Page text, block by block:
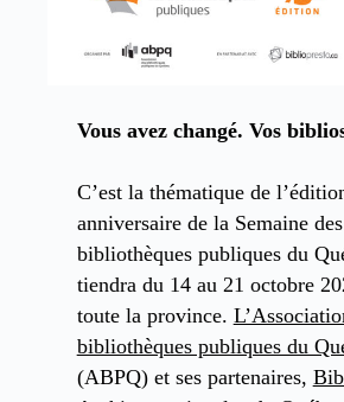
Vous avez changé. Vos
C’est la thématique de
anniversaire de la Semaine des
bibliothèques publiques du
tiendra du 14 au 21 octobre
toute la province.
bibliothèques publiques du
(ABPQ) et ses partenaires,